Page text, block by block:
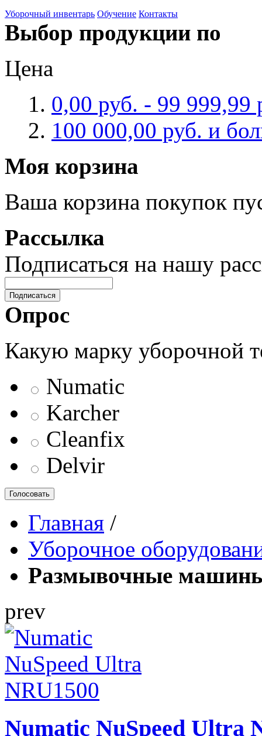
Уборочный инвентарь Обучение Контакты
Выбор продукции по
Цена
0,00 руб. - 99 999,99
100 000,00 руб. и
Моя корзина
Ваша корзина покупок
Рассылка
Подписаться на нашу
Подписаться
Опрос
Какую марку уборочной
Numatic
Karcher
Cleanfix
Delvir
Голосовать
Главная /
Уборочное
Размывочные
prev
Numatic NuSpeed Ultra